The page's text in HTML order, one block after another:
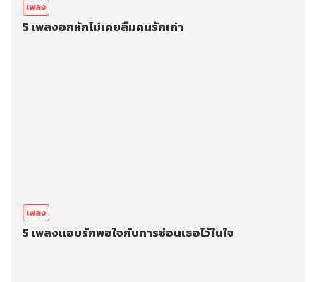
เพลง
5 เพลงอกหักไม่เคยลืมคนรักเก่า
เพลง
5 เพลงแอบรักพอใจกับการซ่อนเธอไว้ในใจ